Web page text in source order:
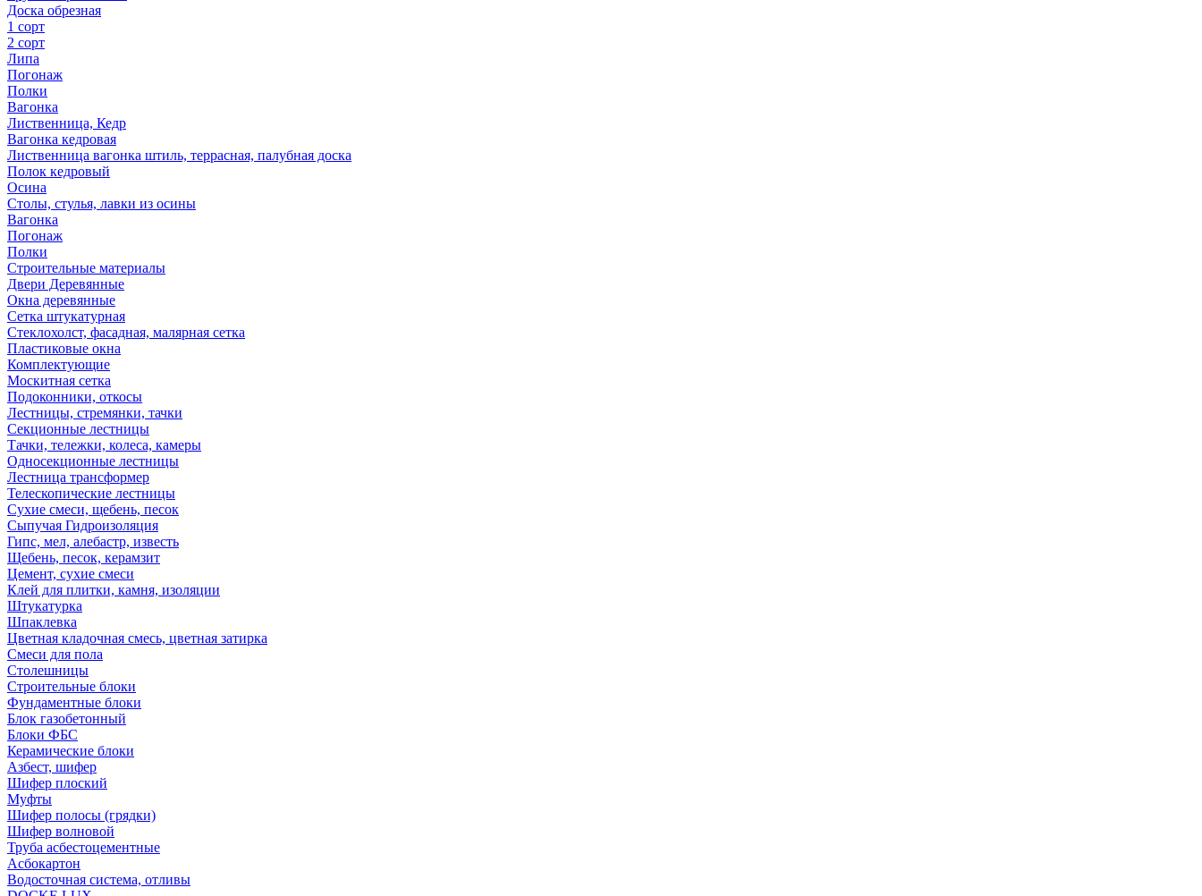
Доска обрезная
1 сорт
2 сорт
Липа
Погонаж
Полки
Вагонка
Лиственница, Кедр
Вагонка кедровая
Лиственница вагонка штиль, террасная, палубная доска
Полок кедровый
Осина
Столы, стулья, лавки из осины
Вагонка
Погонаж
Полки
Строительные материалы
Двери Деревянные
Окна деревянные
Сетка штукатурная
Стеклохолст, фасадная, малярная сетка
Пластиковые окна
Комплектующие
Москитная сетка
Подоконники, откосы
Лестницы, стремянки, тачки
Секционные лестницы
Тачки, тележки, колеса, камеры
Односекционные лестницы
Лестница трансформер
Телескопические лестницы
Сухие смеси, щебень, песок
Сыпучая Гидроизоляция
Гипс, мел, алебастр, известь
Щебень, песок, керамзит
Цемент, сухие смеси
Клей для плитки, камня, изоляции
Штукатурка
Шпаклевка
Цветная кладочная смесь, цветная затирка
Смеси для пола
Столешницы
Строительные блоки
Фундаментные блоки
Блок газобетонный
Блоки ФБС
Керамические блоки
Азбест, шифер
Шифер плоский
Муфты
Шифер полосы (грядки)
Шифер волновой
Труба асбестоцементные
Асбокартон
Водосточная система, отливы